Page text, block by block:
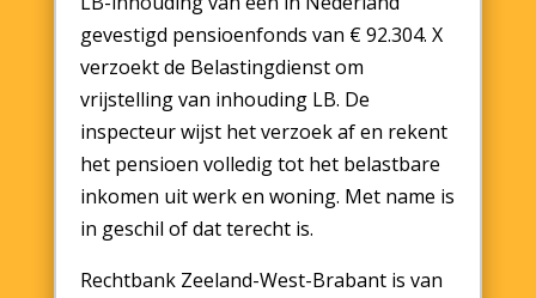
gevestigd pensioenfonds van € 92.304. X
verzoekt de Belastingdienst om
vrijstelling van inhouding LB. De
inspecteur wijst het verzoek af en rekent
het pensioen volledig tot het belastbare
inkomen uit werk en woning. Met name is
in geschil of dat terecht is.
Rechtbank Zeeland-West-Brabant is van